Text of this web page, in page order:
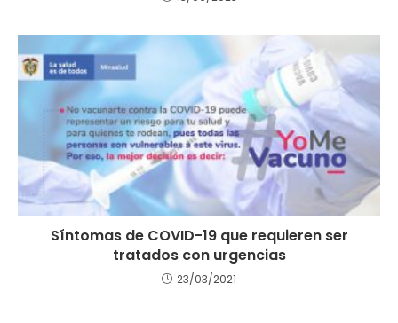
Síntomas de COVID-19 que requieren ser
tratados con urgencias
23/03/2021